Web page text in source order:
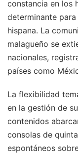
constancia en los
determinante
hispana. La
malagueño se
nacionales,
países como
La flexibilidad
en la gestión de
contenidos
consolas de
espontáneos